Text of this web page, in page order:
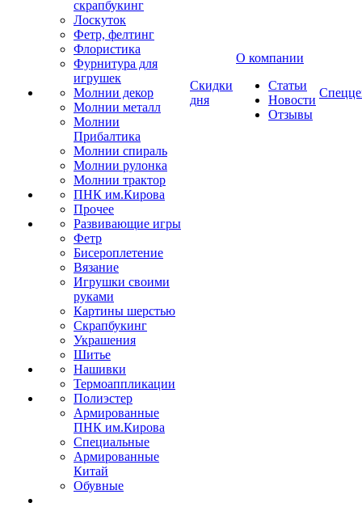
скрапбукинг
Лоскуток
Фетр, фелтинг
Флористика
Фурнитура для
игрушек
Молнии декор
Молнии металл
Молнии
Прибалтика
Молнии спираль
Молнии рулонка
Молнии трактор
ПНК им.Кирова
Прочее
Развивающие игры
Фетр
Бисероплетение
Вязание
Игрушки своими
руками
Картины шерстью
Скрапбукинг
Украшения
Шитье
Нашивки
Термоаппликации
Полиэстер
Армированные
ПНК им.Кирова
Специальные
Армированные
Китай
Обувные
Скидки
дня
О компании
Статьи
Новости
Отзывы